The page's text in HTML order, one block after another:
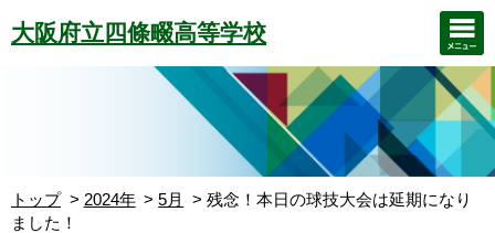
大阪府立四條畷高等学校
トップ 2024年 5月
残念！本日の球技大会は延期になり
ました！